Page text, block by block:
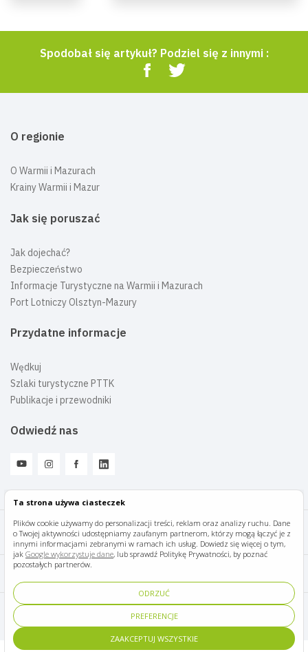
Ta strona używa ciasteczek
Plików cookie używamy do personalizacji treści, reklam oraz analizy ruchu. Dane
o Twojej aktywności udostępniamy zaufanym partnerom, którzy mogą łączyć je z
innymi informacjami zebranymi w ramach ich usług. Dowiedz się więcej o tym,
jak Google wykorzystuje dane, lub sprawdź Politykę Prywatności, by poznać
pozostałych partnerów.
ODRZUĆ
PREFERENCJE
ZAAKCEPTUJ WSZYSTKIE
Spodobał się artykuł? Podziel się z innymi :
O regionie
O Warmii i Mazurach
Krainy Warmii i Mazur
Jak się poruszać
Jak dojechać?
Bezpieczeństwo
Informacje Turystyczne na Warmii i Mazurach
Port Lotniczy Olsztyn-Mazury
Przydatne informacje
Wędkuj
Szlaki turystyczne PTTK
Publikacje i przewodniki
Odwiedź nas
Mazury Travel © 2026
Polityka prywatności